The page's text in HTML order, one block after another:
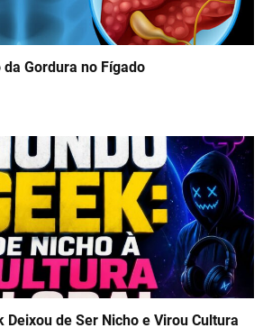
Gordura no Fígado
Deixou de Ser Nicho e Virou Cultura